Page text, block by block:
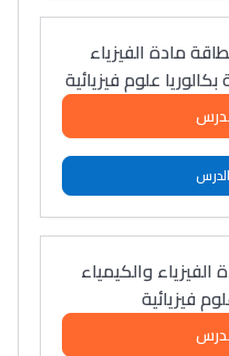
مادة الفيزياء
علوم فيزيائية
والكيمياء
فيزيائية